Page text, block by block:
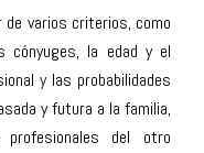
varios criterios, como
cónyuges, la edad y el
y las probabilidades
y futura a la familia,
del otro